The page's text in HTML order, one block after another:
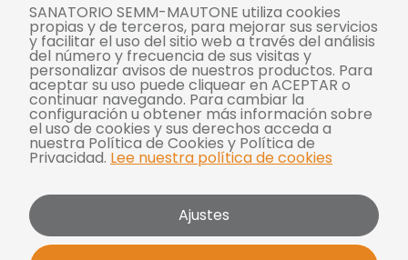
Tasas
Derechos y deberes
Compliance
Términos y condiciones
Políticas de privacidad
Política de cookies
Bases y condiciones para concursos
SANATORIO SEMM-MAUTONE utiliza cookies
propias y de terceros, para mejorar sus servicios
y facilitar el uso del sitio web a través del análisis
del número y frecuencia de sus visitas y
personalizar avisos de nuestros productos. Para
aceptar su uso puede cliquear en ACEPTAR o
continuar navegando. Para cambiar la
configuración u obtener más información sobre
el uso de cookies y sus derechos acceda a
nuestra Política de Cookies y Política de
Privacidad. Lee nuestra política de cookies
Ajustes